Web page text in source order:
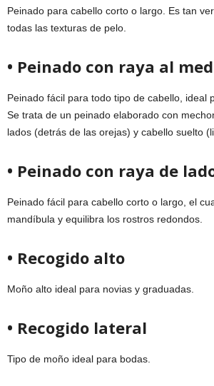
Peinado para cabello corto o largo. Es tan
todas las texturas de pelo.
• Peinado con raya al
Peinado fácil para todo tipo de cabello, ideal
Se trata de un peinado elaborado con
lados (detrás de las orejas) y cabello suelto
• Peinado con raya de
Peinado fácil para cabello corto o largo, el
mandíbula y equilibra los rostros redondos.
• Recogido alto
Moño alto ideal para novias y graduadas.
• Recogido lateral
Tipo de moño ideal para bodas.